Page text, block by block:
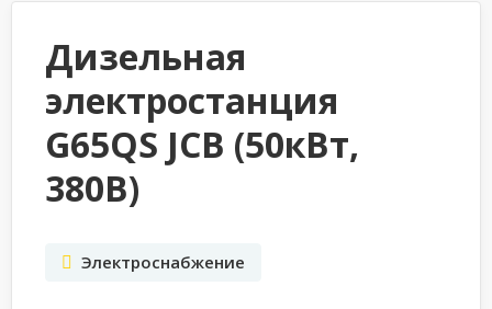
Дизельная
электростанция
G65QS JCB (50кВт,
380В)
Электроснабжение